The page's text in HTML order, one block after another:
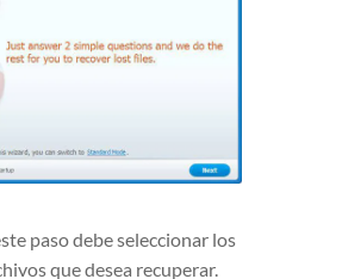
paso debe seleccionar los
que desea recuperar.